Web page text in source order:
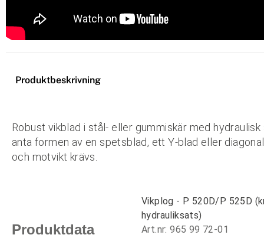
Produktbeskrivning
Robust vikblad i stål- eller gummiskär med
anta formen av en spetsblad, ett Y-blad eller
och motvikt krävs.
Produktdata
Vikplog - P 520D/P 525D
hydrauliksats)
Art.nr: 965 99 72-01